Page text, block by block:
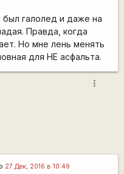
галолед и даже на
Правда, когда
Но мне лень менять
для НЕ асфальта.
more_vert
27 Дек, 2016 в 10:49